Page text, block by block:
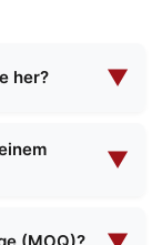
her? ▼
▼
Ihre